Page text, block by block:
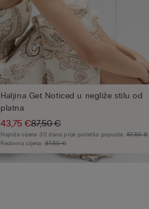
Haljina Get Noticed u negliže stilu od
platna
43,75 €87,50 €
Najniža cijena 30 dana prije početka popusta:87,50 €
Redovna cijena:87,50 €